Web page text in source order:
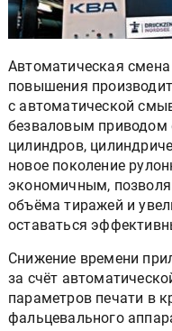
Автоматическая
повышения
с автоматической
безваловым
цилиндров,
новое поколение
экономичным,
объёма тиражей и
оставаться
Снижение времени
за счёт
параметров печати в
фальцевального